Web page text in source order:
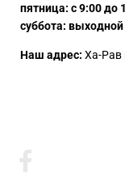
пятница: с 9:00 до
суббота: выходной
Наш адрес: Ха-Рав